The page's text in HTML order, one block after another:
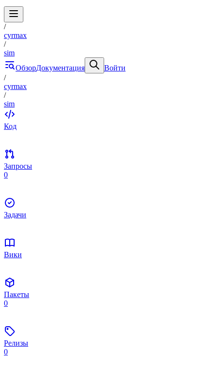
/
cyrmax
/
sim
ОбзорДокументация
Войти
/
cyrmax
/
sim
Код
Запросы
0
Задачи
Вики
Пакеты
0
Релизы
0